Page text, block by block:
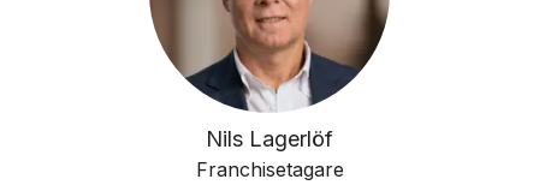
Nils Lagerlöf
Franchisetagare